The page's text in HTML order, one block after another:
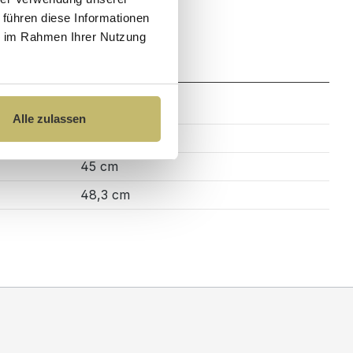
diese Informationen
Rahmen Ihrer Nutzung
Alle zulassen
45 cm
48,3 cm